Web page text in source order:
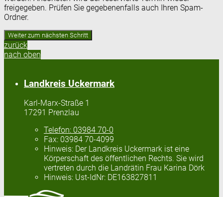
freigegeben. Prüfen Sie gegebenenfalls auch Ihren Spam-
Ordner.
zurück
nach oben
Landkreis Uckermark
Karl-Marx-Straße 1
17291 Prenzlau
Telefon: 03984 70-0
Fax: 03984 70-4099
Hinweis: Der Landkreis Uckermark ist eine
Körperschaft des öffentlichen Rechts. Sie wird
vertreten durch die Landrätin Frau Karina Dörk
Hinweis: Ust-IdNr: DE163827811